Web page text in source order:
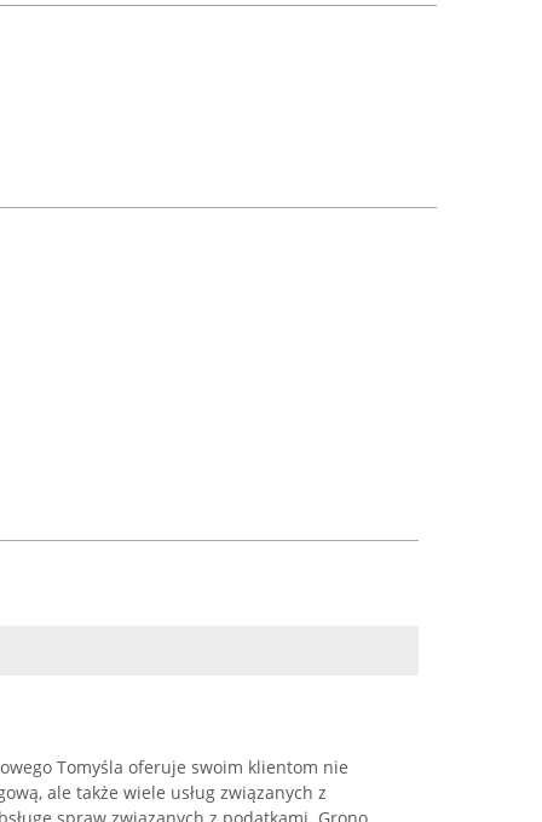
Tomyśla oferuje swoim klientom nie
ale także wiele usług związanych z